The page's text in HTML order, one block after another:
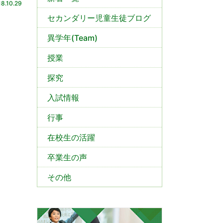
セカンダリー児童生徒ブログ
異学年(Team)
授業
探究
入試情報
行事
在校生の活躍
卒業生の声
その他